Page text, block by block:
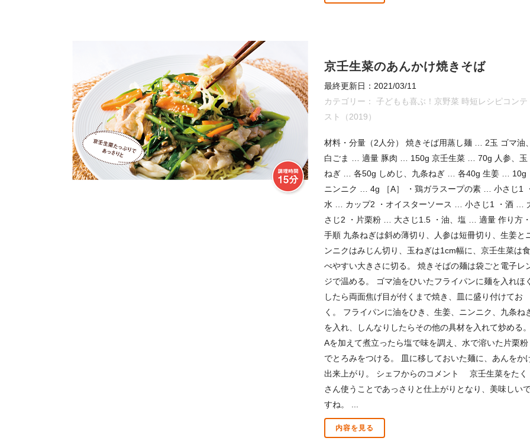
京壬生菜のあんかけ焼きそば
最終更新日：2021/03/11
カテゴリー： 子どもも喜ぶ！京野菜 時短レシピコンテ
スト（2019）
材料・分量（2人分） 焼きそば用蒸し麺 … 2玉 ゴマ油、
白ごま … 適量 豚肉 … 150g 京壬生菜 … 70g 人参、玉
ねぎ … 各50g しめじ、九条ねぎ … 各40g 生姜 … 10g
ニンニク … 4g ［A］ ・鶏ガラスープの素 … 小さじ1
水 … カップ2 ・オイスターソース … 小さじ1 ・酒 …
さじ2 ・片栗粉 … 大さじ1.5 ・油、塩 … 適量 作り方・
手順 九条ねぎは斜め薄切り、人参は短冊切り、生姜と
ンニクはみじん切り、玉ねぎは1cm幅に、京壬生菜は食
べやすい大きさに切る。 焼きそばの麺は袋ごと電子レ
ジで温める。 ゴマ油をひいたフライパンに麺を入れほ
したら両面焦げ目が付くまで焼き、皿に盛り付けてお
く。 フライパンに油をひき、生姜、ニンニク、九条ね
を入れ、しんなりしたらその他の具材を入れて炒める。
Aを加えて煮立ったら塩で味を調え、水で溶いた片栗粉
でとろみをつける。 皿に移しておいた麺に、あんをか
出来上がり。 シェフからのコメント 京壬生菜をたく
さん使うことであっさりと仕上がりとなり、美味しい
すね。 ...
内容を見る